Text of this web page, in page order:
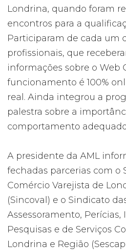
Londrina, quando foram
encontros para a
Participaram de cada um
profissionais, que
informações sobre o Web
funcionamento é 100%
real. Ainda integrou a
palestra sobre a
comportamento
A presidente da AML
fechadas parcerias com o
Comércio Varejista de
(Sincoval) e o Sindicato
Assessoramento, Perícias,
Pesquisas e de Serviços
Londrina e Região